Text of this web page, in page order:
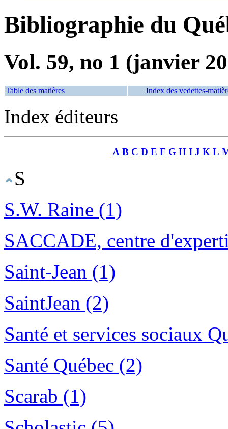
Bibliographie du
Vol. 59, no 1 (janvier
Table des matières Index des vedettes-
Index éditeurs
A B C D E F G H I J K L
S
S.W. Raine (1)
SACCADE, centre
Saint-Jean (1)
SaintJean (2)
Santé et services sociaux
Santé Québec (2)
Scarab (1)